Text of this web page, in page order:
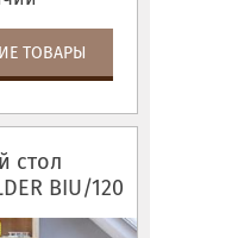
ТОВАРЫ
стол
BIU/120